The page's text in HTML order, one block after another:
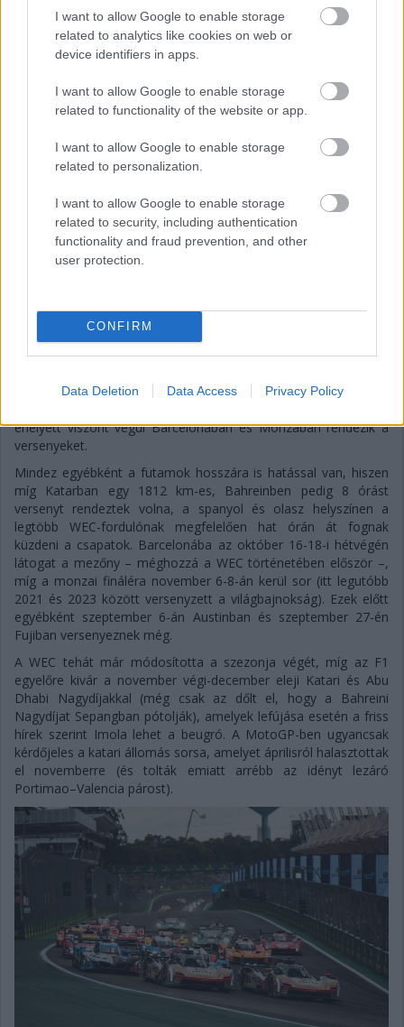
I want to allow Google to enable storage
related to analytics like cookies on web or
device identifiers in apps.
I want to allow Google to enable storage
related to functionality of the website or app.
I want to allow Google to enable storage
related to personalization.
I want to allow Google to enable storage
related to security, including authentication
functionality and fraud prevention, and other
user protection.
CONFIRM
Data Deletion Data Access Privacy Policy
Balogh Tamás
Katar és Bahrein helyett Barcelona és Monza:
így alakul át a WEC-szezon vége
Endurance-világbajnokság szervezői és az FIA: módosították a
2026-os szezon utolsó két fordulójának helyszínét. Eredetileg
Katar és Bahrein adott volna otthont az utolsó két fordulónak –
évadnyitóként szerepelt a versenynaptárban, ám az említett
ehelyett viszont végül Barcelonában és Monzában rendezik a
versenyeket.
Mindez egyébként a futamok hosszára is hatással van, hiszen
míg Katarban egy 1812 km-es, Bahreinben pedig 8 órást
versenyt rendeztek volna, a spanyol és olasz helyszínen a
legtöbb WEC-fordulónak megfelelően hat órán át fognak
küzdeni a csapatok. Barcelonába az október 16-18-i hétvégén
látogat a mezőny – méghozzá a WEC történetében először –,
míg a monzai fináléra november 6-8-án kerül sor (itt legutóbb
2021 és 2023 között versenyzett a világbajnokság). Ezek előtt
egyébként szeptember 6-án Austinban és szeptember 27-én
Fujiban versenyeznek még.
A WEC tehát már módosította a szezonja végét, míg az F1
egyelőre kivár a november végi-december eleji Katari és Abu
Dhabi Nagydíjakkal (még csak az dőlt el, hogy a Bahreini
Nagydíjat Sepangban pótolják), amelyek lefújása esetén a friss
hírek szerint Imola lehet a beugró. A MotoGP-ben ugyancsak
kérdőjeles a katari állomás sorsa, amelyet áprilisról halasztottak
el novemberre (és tolták emiatt arrébb az idényt lezáró
Portimao–Valencia párost).